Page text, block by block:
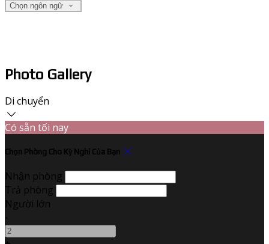
Chọn ngôn ngữ
Photo Gallery
Di chuyển
Có sẵn tối nay
Chọn Phòng Cho Kỳ Nghỉ Của Bạn
Nhận phòng
Trả phòng
Người lớn
-